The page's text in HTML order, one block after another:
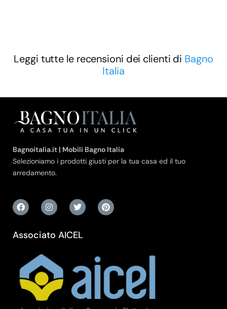
Leggi tutte le recensioni dei clienti di Bagno
Italia
Bagnoitalia.it | Mobili Bagno Italia
Selezioniamo i prodotti giusti per la tua casa ed il tuo
arredamento.
Associato AICEL